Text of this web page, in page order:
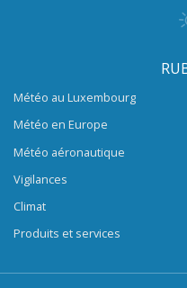
Météo au Luxembourg
Météo en Europe
Météo aéronautique
Vigilances
Climat
Produits et services